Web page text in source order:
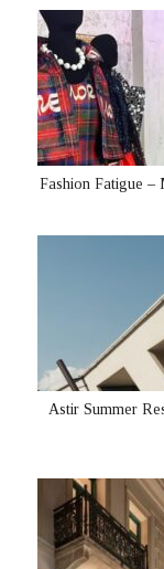
Fashion Fatigue –
Astir Summer